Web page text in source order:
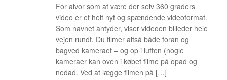
For alvor som at være der selv 360 graders
video er et helt nyt og spændende videoformat.
Som navnet antyder, viser videoen billeder hele
vejen rundt. Du filmer altså både foran og
bagved kameraet – og op i luften (nogle
kameraer kan oven i købet filme på opad og
nedad. Ved at lægge filmen på […]